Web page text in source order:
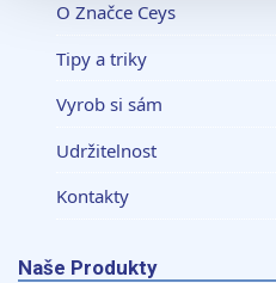
soubory cookie. Informace o
sdílíme se svými partnery
dalšími informacemi, které
získali v důsledku toho, že
O Značce Ceys
Tipy a triky
Vyrob si sám
Udržitelnost
Kontakty
Naše Produkty